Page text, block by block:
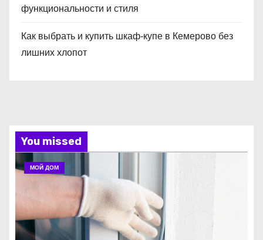
функциональности и стиля
Как выбрать и купить шкаф‑купе в Кемерово без
лишних хлопот
You missed
МОЙ ДОМ